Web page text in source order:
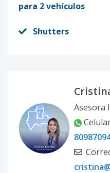
para 2 vehículos
Shutters
Asesora